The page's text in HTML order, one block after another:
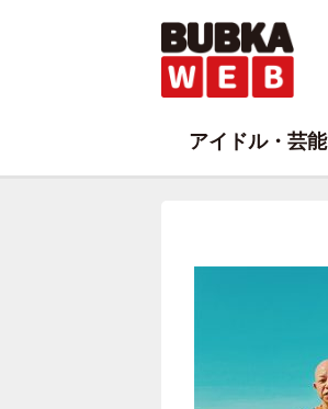
アイドル・芸能